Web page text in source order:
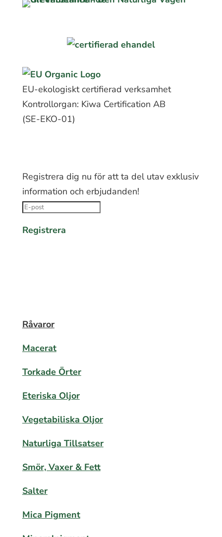
EU-ekologiskt certifierad verksamhet
Kontrollorgan: Kiwa Certification AB
(SE-EKO-01)
Registrera dig nu för att ta del utav exklusiv
information och erbjudanden!
Registrera
Råvaror
Macerat
Torkade Örter
Eteriska Oljor
Vegetabiliska Oljor
Naturliga Tillsatser
Smör, Vaxer & Fett
Salter
Mica Pigment